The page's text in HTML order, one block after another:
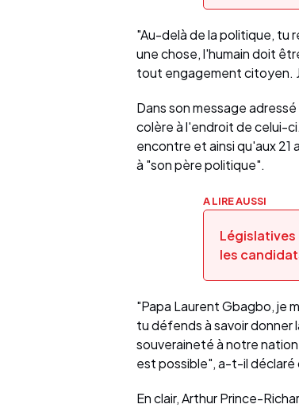
"Au-delà de la politique, tu
une chose, l'humain doit
tout engagement citoyen.
Dans son message
colère à l'endroit de celui-
encontre et ainsi qu'aux 21
à "son père politique".
A LIRE AUSSI
Législatives
les
"Papa Laurent Gbagbo, je
tu défends à savoir donner
souveraineté à notre
est possible", a-t-il déclaré
En clair, Arthur Prince-